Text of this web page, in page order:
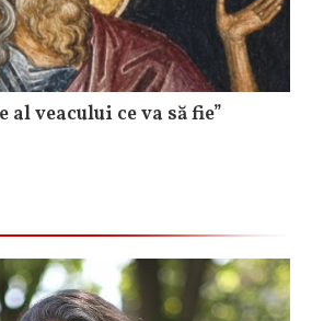
veacului ce va să fie”